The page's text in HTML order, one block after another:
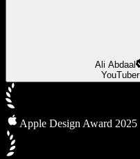
Ali Abdaal
YouTuber
Apple Design Award 2025